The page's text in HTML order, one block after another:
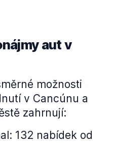
aut v
možnosti
v Cancúnu a
zahrnují:
132 nabídek od